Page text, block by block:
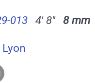
013 4' 8'' 8 mm
Lyon